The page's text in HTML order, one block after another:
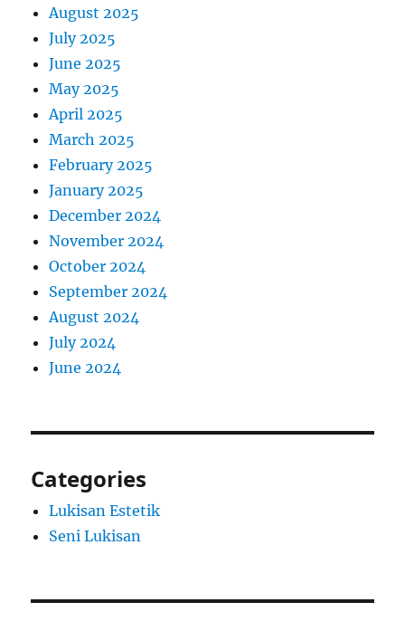
August 2025
July 2025
June 2025
May 2025
April 2025
March 2025
February 2025
January 2025
December 2024
November 2024
October 2024
September 2024
August 2024
July 2024
June 2024
Categories
Lukisan Estetik
Seni Lukisan